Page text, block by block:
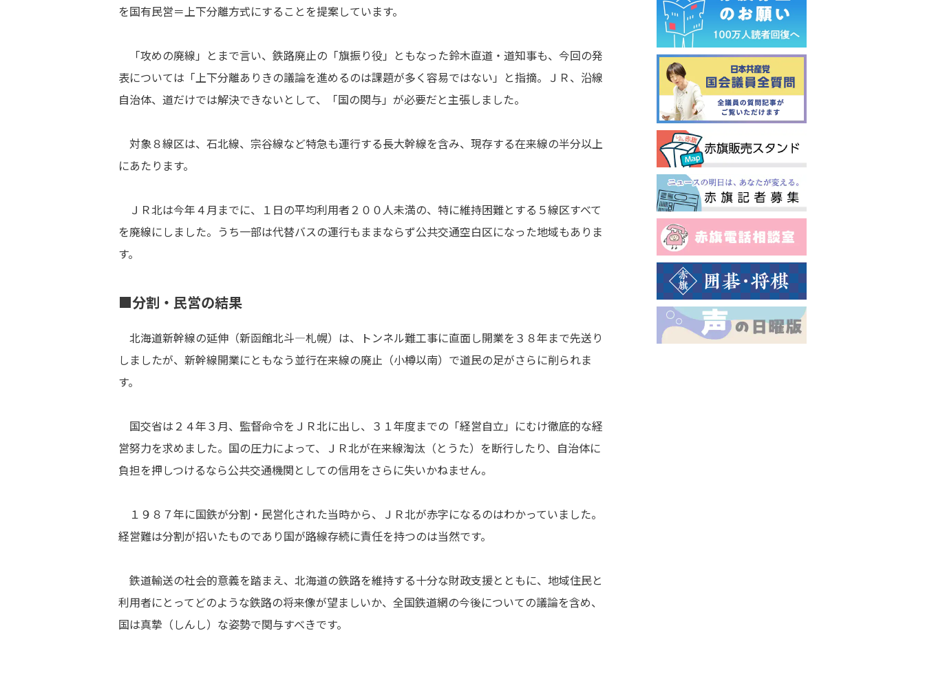
を国有民営＝上下分離方式にすることを提案しています。
「攻めの廃線」とまで言い、鉄路廃止の「旗振り役」ともなった鈴木直道・道知事も、今回の発
表については「上下分離ありきの議論を進めるのは課題が多く容易ではない」と指摘。ＪＲ、沿線
自治体、道だけでは解決できないとして、「国の関与」が必要だと主張しました。
対象８線区は、石北線、宗谷線など特急も運行する長大幹線を含み、現存する在来線の半分以上
にあたります。
ＪＲ北は今年４月までに、１日の平均利用者２００人未満の、特に維持困難とする５線区すべて
を廃線にしました。うち一部は代替バスの運行もままならず公共交通空白区になった地域もありま
す。
■分割・民営の結果
北海道新幹線の延伸（新函館北斗―札幌）は、トンネル難工事に直面し開業を３８年まで先送り
しましたが、新幹線開業にともなう並行在来線の廃止（小樽以南）で道民の足がさらに削られま
す。
国交省は２４年３月、監督命令をＪＲ北に出し、３１年度までの「経営自立」にむけ徹底的な経
営努力を求めました。国の圧力によって、ＪＲ北が在来線淘汰（とうた）を断行したり、自治体に
負担を押しつけるなら公共交通機関としての信用をさらに失いかねません。
１９８７年に国鉄が分割・民営化された当時から、ＪＲ北が赤字になるのはわかっていました。
経営難は分割が招いたものであり国が路線存続に責任を持つのは当然です。
鉄道輸送の社会的意義を踏まえ、北海道の鉄路を維持する十分な財政支援とともに、地域住民と
利用者にとってどのような鉄路の将来像が望ましいか、全国鉄道網の今後についての議論を含め、
国は真摯（しんし）な姿勢で関与すべきです。